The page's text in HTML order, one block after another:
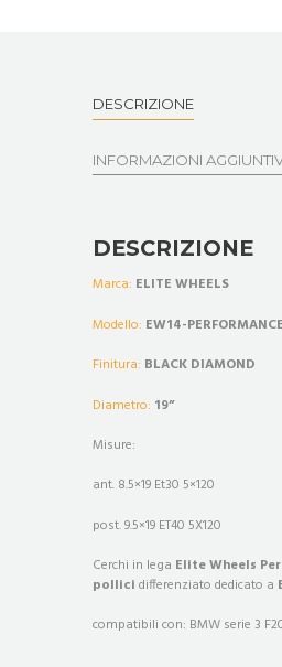
DESCRIZIONE
INFORMAZIONI
DESCRIZIONE
Marca: ELITE WHEELS
Modello: EW14-PERFORMANCE
Finitura: BLACK DIAMOND
Diametro: 19”
Misure:
ant. 8.5×19 Et30 5×120
post. 9.5×19 ET40 5X120
Cerchi in lega Elite Wheels
pollici differenziato dedicato a
compatibili con: BMW serie 3